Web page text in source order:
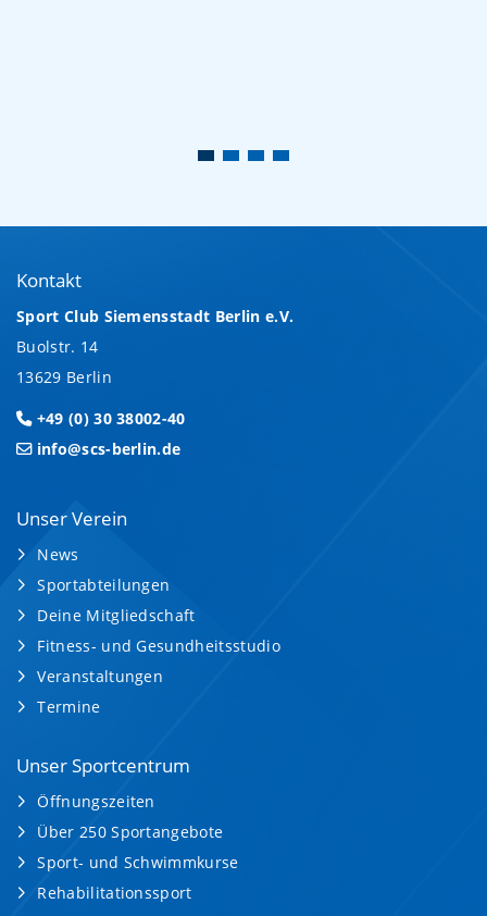
Kontakt
Sport Club Siemensstadt Berlin e.V.
Buolstr. 14
13629 Berlin
+49 (0) 30 38002-40
info@scs-berlin.de
Unser Verein
News
Sportabteilungen
Deine Mitgliedschaft
Fitness- und Gesundheitsstudio
Veranstaltungen
Termine
Unser Sportcentrum
Öffnungszeiten
Über 250 Sportangebote
Sport- und Schwimmkurse
Rehabilitationssport